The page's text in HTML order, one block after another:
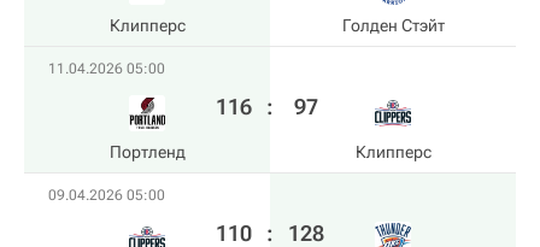
Клипперс Голден Стэйт
11.04.2026 05:00
Портленд
116 : 97
Клипперс
09.04.2026 05:00
110 : 128